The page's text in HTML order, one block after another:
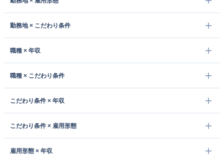
勤務地 × こだわり条件
職種 × 年収
職種 × こだわり条件
こだわり条件 × 年収
こだわり条件 × 雇用形態
雇用形態 × 年収